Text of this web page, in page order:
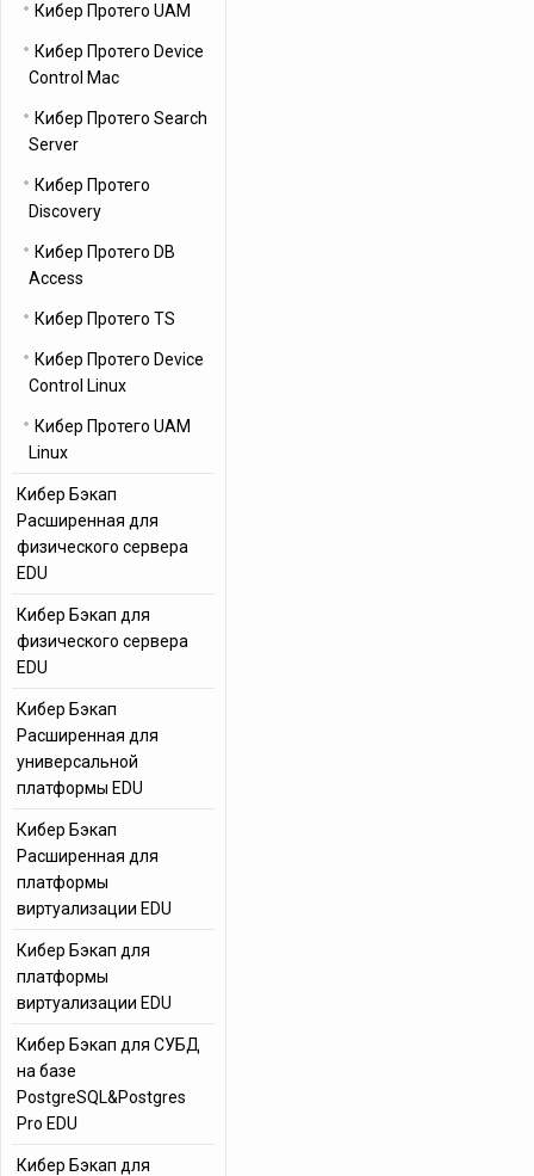
Кибер Протего UAM
Кибер Протего Device
Control Mac
Кибер Протего Search
Server
Кибер Протего
Discovery
Кибер Протего DB
Access
Кибер Протего TS
Кибер Протего Device
Control Linux
Кибер Протего UAM
Linux
Кибер Бэкап
Расширенная для
физического сервера
EDU
Кибер Бэкап для
физического сервера
EDU
Кибер Бэкап
Расширенная для
универсальной
платформы EDU
Кибер Бэкап
Расширенная для
платформы
виртуализации EDU
Кибер Бэкап для
платформы
виртуализации EDU
Кибер Бэкап для СУБД
на базе
PostgreSQL&Postgres
Pro EDU
Кибер Бэкап для